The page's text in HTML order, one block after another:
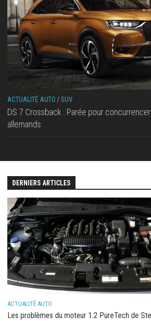
ACTUALITÉ AUTO /SUV
DS 7 Crossback : Parée pour
allemands
DERNIERS ARTICLES
ACTUALITÉ AUTO
Les problèmes du moteur 1.2 PureTech de